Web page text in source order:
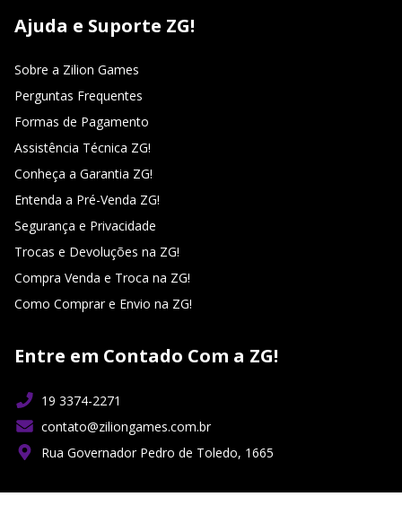
Ajuda e Suporte ZG!
Sobre a Zilion Games
Perguntas Frequentes
Formas de Pagamento
Assistência Técnica ZG!
Conheça a Garantia ZG!
Entenda a Pré-Venda ZG!
Segurança e Privacidade
Trocas e Devoluções na ZG!
Compra Venda e Troca na ZG!
Como Comprar e Envio na ZG!
Entre em Contado Com a ZG!
19 3374-2271
contato@ziliongames.com.br
Rua Governador Pedro de Toledo, 1665